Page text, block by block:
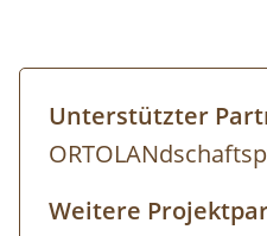
Unterstützter
Weitere